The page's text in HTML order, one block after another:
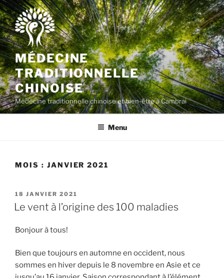
MÉDECINE
TRADITIONNELLE
CHINOISE
Médecine traditionnelle chinoise et bien-être à Cambrai
Menu
MOIS : JANVIER 2021
18 JANVIER 2021
Le vent à l’origine des 100 maladies
Bonjour à tous!
Bien que toujours en automne en occident, nous
sommes en hiver depuis le 8 novembre en Asie et ce